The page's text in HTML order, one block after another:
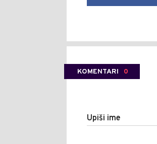
KOMENTARI 0
Upiši ime